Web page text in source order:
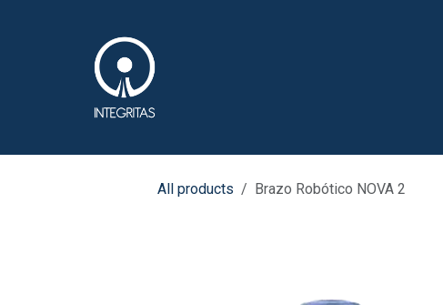
All products Brazo Robótico NOVA 2